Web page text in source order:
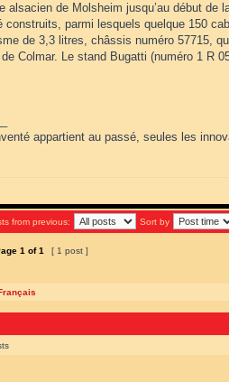
alsacien de Molsheim jusqu’au début de
construits, parmi lesquels quelque 150
de 3,3 litres, châssis numéro 57715,
Colmar. Le stand Bugatti (numéro 1 R
appartient au passé, seules les
from previous: Sort by
1 of1 [ 1 post ]